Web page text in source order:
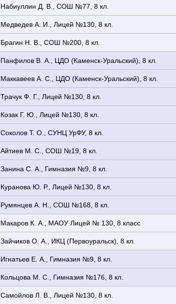
Набиуллин Д. В., СОШ №77, 8 кл.
Медведев А. И., Лицей №130, 8 кл.
Брагин Н. В., СОШ №200, 8 кл.
Панфилов В. А., ЦДО (Каменск-Уральский), 8 кл.
Маккавеев А. С., ЦДО (Каменск-Уральский), 8 кл.
Трачук Ф. Г., Лицей №130, 8 кл.
Козак Г. Ю., Лицей №130, 8 кл.
Соколов Т. О., СУНЦ УрФУ, 8 кл.
Айтиев М. С., СОШ №19, 8 кл.
Занина С. А., Гимназия №9, 8 кл.
Куранова Ю. Р., Лицей №130, 8 кл.
Румянцев А. Н., СОШ №168, 8 кл.
Макаров К. А., МАОУ Лицей № 130, 8 класс
Зайчиков О. А., ИКЦ (Первоуральск), 8 кл.
Игнатьев Е. А., Гимназия №9, 8 кл.
Кольцова М. С., Гимназия №176, 8 кл.
Самойлов Л. В., Лицей №130, 8 кл.